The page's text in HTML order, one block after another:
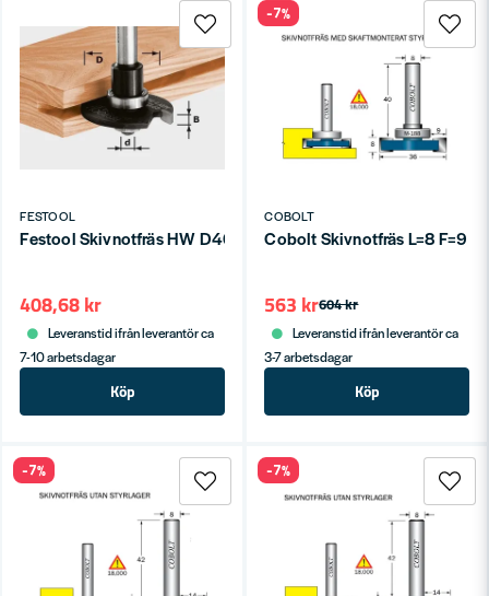
FESTOOL
Festool Skivnotfräs HW D40x4
408,68 kr
Leveranstid ifrån leverantör ca
7-10 arbetsdagar
Köp
COBOLT
Cobolt Skivnotfräs L=8 F=9
604 kr
563 kr
Leveranstid ifrån leverantör ca
3-7 arbetsdagar
Köp
-7%
-7% -7%